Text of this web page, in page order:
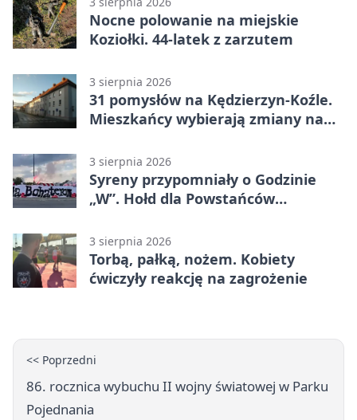
Nocne polowanie na miejskie
Koziołki. 44-latek z zarzutem
3 sierpnia 2026
31 pomysłów na Kędzierzyn-Koźle.
Mieszkańcy wybierają zmiany na
3 sierpnia 2026
Syreny przypomniały o Godzinie
„W”. Hołd dla Powstańców
3 sierpnia 2026
Torbą, pałką, nożem. Kobiety
ćwiczyły reakcję na zagrożenie
<< Poprzedni
86. rocznica wybuchu II wojny światowej w Parku
Pojednania